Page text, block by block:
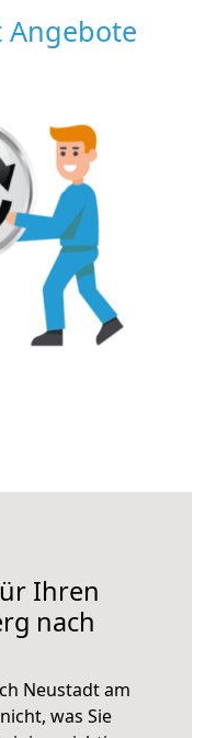
Angebote
Ihren
nach
Neustadt am
was Sie